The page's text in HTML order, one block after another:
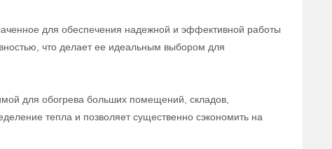
для обеспечения надежной и эффективной работы
что делает ее идеальным выбором для
для обогрева больших помещений, складов,
тепла и позволяет существенно сэкономить на